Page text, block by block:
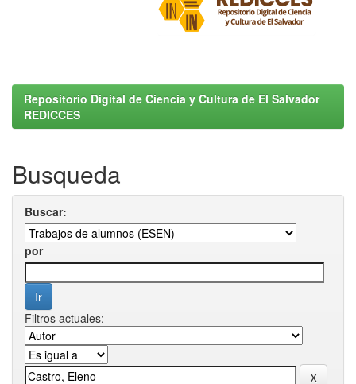
Repositorio Digital de Ciencia y Cultura de El Salvador
REDICCES
Busqueda
Buscar:
por
Filtros actuales: